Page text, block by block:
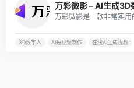
万彩微影 – AI生成
3D数字人 AI短视频制作 在线AI生成视频